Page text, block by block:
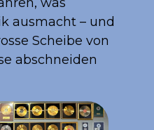
ausmacht – und
Scheibe von
abschneiden